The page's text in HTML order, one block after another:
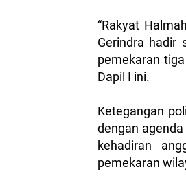
“Rakyat
Gerindra hadir
pemekaran
Dapil I ini.
Ketegangan
dengan
kehadiran
pemekaran